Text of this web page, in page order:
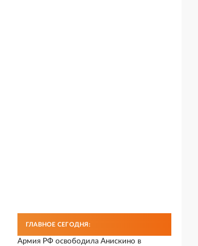
ГЛАВНОЕ СЕГОДНЯ:
Армия РФ освободила Анискино в